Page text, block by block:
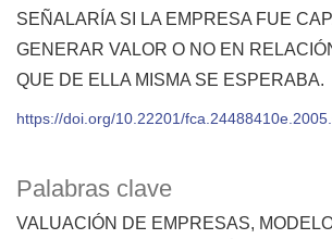
Palabras clave
VALUACIÓN DE EMPRESAS
SEÑALARÍA SI LA EMPRESA FUE
GENERAR VALOR O NO EN
QUE DE ELLA MISMA SE ESPERABA.
https://doi.org/10.22201/